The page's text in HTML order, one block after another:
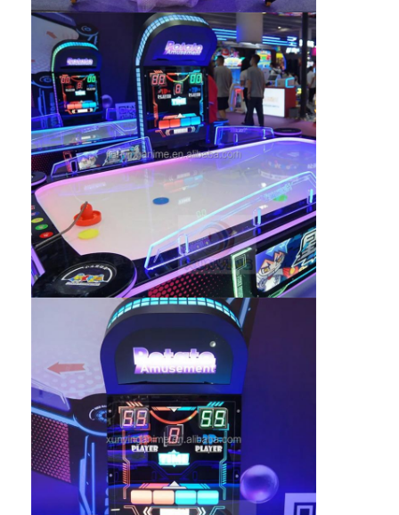
Mesin Permen Kapas
mesin permainan memukul palu
Mesin Basket Arcade
Mesin Hadiah Klip
Mesin Punch Boxing
mesin permainan arcade
Taman Hiburan Bumper Car
Arcade Air Hockey Meja
Kiddie Ride yang dioperasikan dengan koin
Carousel Kids Ride
Mesin Arcade Balapan
Mesin pertukaran token